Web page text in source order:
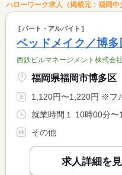
ハローワーク求人（掲載元：福岡中
パート・アルバイト
ベッドメイク／博多
西鉄ビルマネージメント株式会社
福岡県福岡市博多区
1,120円〜1,220円 ※フルタイム求人の場合は月
就業時間１ 10時00分〜
その他
求人詳細を